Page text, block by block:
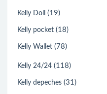
Kelly Doll (19)
Kelly pocket (18)
Kelly Wallet (78)
Kelly 24/24 (118)
Kelly depeches (31)